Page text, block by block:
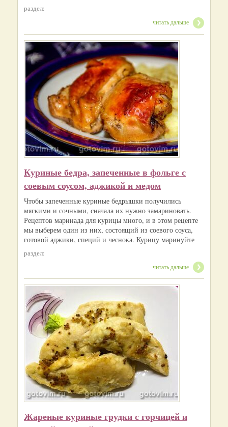
раздел:
читать дальше
Куриные бедра, запеченные в фольге с
соевым соусом, аджикой и медом
Чтобы запеченные куриные бедрышки получились
мягкими и сочными, сначала их нужно замариновать.
Рецептов маринада для курицы много, и в этом рецепте
мы выберем один из них, состоящий из соевого соуса,
готовой аджики, специй и чеснока. Курицу маринуйте
раздел:
читать дальше
Жареные куриные грудки с горчицей и